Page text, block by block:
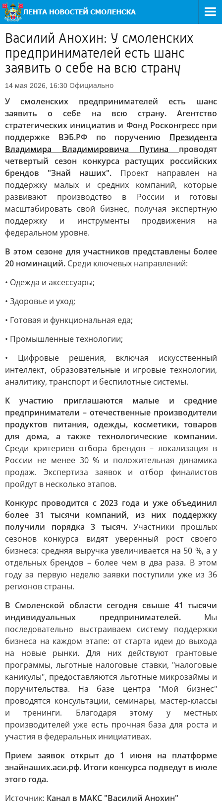
Василий Анохин: У смоленских
предпринимателей есть шанс
заявить о себе на всю страну
14 мая 2026, 16:30 Официально
У смоленских предпринимателей есть шанс
заявить о себе на всю страну. Агентство
стратегических инициатив и Фонд Росконгресс при
поддержке ВЭБ.РФ по поручению Президента
Владимира Владимировича Путина проводят
четвертый сезон конкурса растущих российских
брендов "Знай наших". Проект направлен на
поддержку малых и средних компаний, которые
развивают производство в России и готовы
масштабировать свой бизнес, получая экспертную
поддержку и инструменты продвижения на
федеральном уровне.
В этом сезоне для участников представлены более
20 номинаций. Среди ключевых направлений:
• Одежда и аксессуары;
• Здоровье и уход;
• Готовая и функциональная еда;
• Промышленные технологии;
• Цифровые решения, включая искусственный
интеллект, образовательные и игровые технологии,
аналитику, транспорт и беспилотные системы.
К участию приглашаются малые и средние
предприниматели – отечественные производители
продуктов питания, одежды, косметики, товаров
для дома, а также технологические компании.
Среди критериев отбора брендов – локализация в
России не менее 30 % и положительная динамика
продаж. Экспертиза заявок и отбор финалистов
пройдут в несколько этапов.
Конкурс проводится с 2023 года и уже объединил
более 31 тысячи компаний, из них поддержку
получили порядка 3 тысяч.Участники прошлых
сезонов конкурса видят уверенный рост своего
бизнеса: средняя выручка увеличивается на 50 %, а у
отдельных брендов – более чем в два раза. В этом
году за первую неделю заявки поступили уже из 36
регионов страны.
В Смоленской области сегодня свыше 41 тысячи
индивидуальных предпринимателей. Мы
последовательно выстраиваем систему поддержки
бизнеса на каждом этапе: от старта идеи до выхода
на новые рынки. Для них действуют грантовые
программы, льготные налоговые ставки, "налоговые
каникулы", предоставляются льготные микрозаймы и
поручительства. На базе центра "Мой бизнес"
проводятся консультации, семинары, мастер-классы
и тренинги. Благодаря этому у местных
производителей уже есть прочная база для роста и
участия в федеральных инициативах.
Прием заявок открыт до 1 июня на платформе
знайнаших.аси.рф. Итоги конкурса подведут в июле
этого года.
Источник: Канал в МАКС "Василий Анохин"